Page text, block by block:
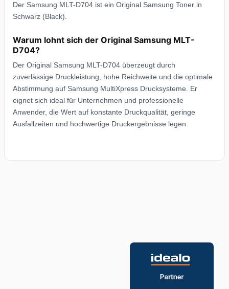
Der Samsung MLT-D704 ist ein Original Samsung Toner in
Schwarz (Black).
Warum lohnt sich der Original Samsung MLT-
D704?
Der Original Samsung MLT-D704 überzeugt durch
zuverlässige Druckleistung, hohe Reichweite und die optimale
Abstimmung auf Samsung MultiXpress Drucksysteme. Er
eignet sich ideal für Unternehmen und professionelle
Anwender, die Wert auf konstante Druckqualität, geringe
Ausfallzeiten und hochwertige Druckergebnisse legen.